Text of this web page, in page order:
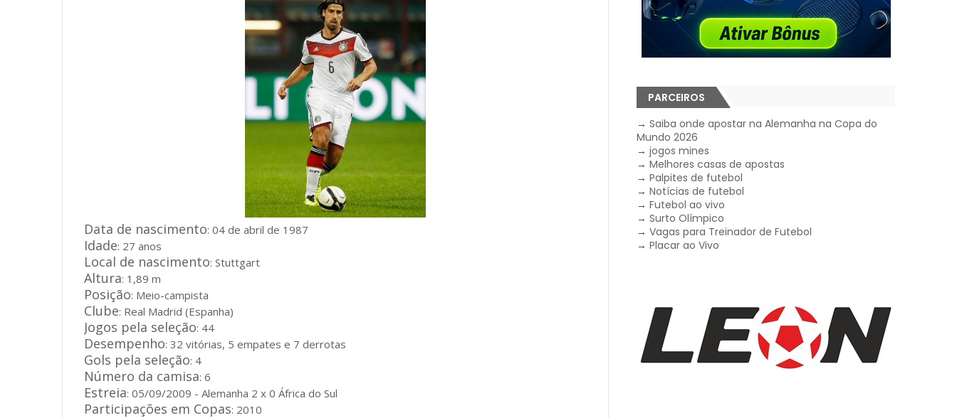
Data de nascimento: 04 de abril de 1987
Idade: 27 anos
Local de nascimento: Stuttgart
Altura: 1,89 m
Posição: Meio-campista
Clube: Real Madrid (Espanha)
Jogos pela seleção: 44
Desempenho: 32 vitórias, 5 empates e 7 derrotas
Gols pela seleção: 4
Número da camisa: 6
Estreia: 05/09/2009 - Alemanha 2 x 0 África do Sul
Participações em Copas: 2010
PARCEIROS
→Saiba onde apostar na Alemanha na Copa do
Mundo 2026
→jogos mines
→Melhores casas de apostas
→Palpites de futebol
→Notícias de futebol
→Futebol ao vivo
→Surto Olímpico
→Vagas para Treinador de Futebol
→Placar ao Vivo